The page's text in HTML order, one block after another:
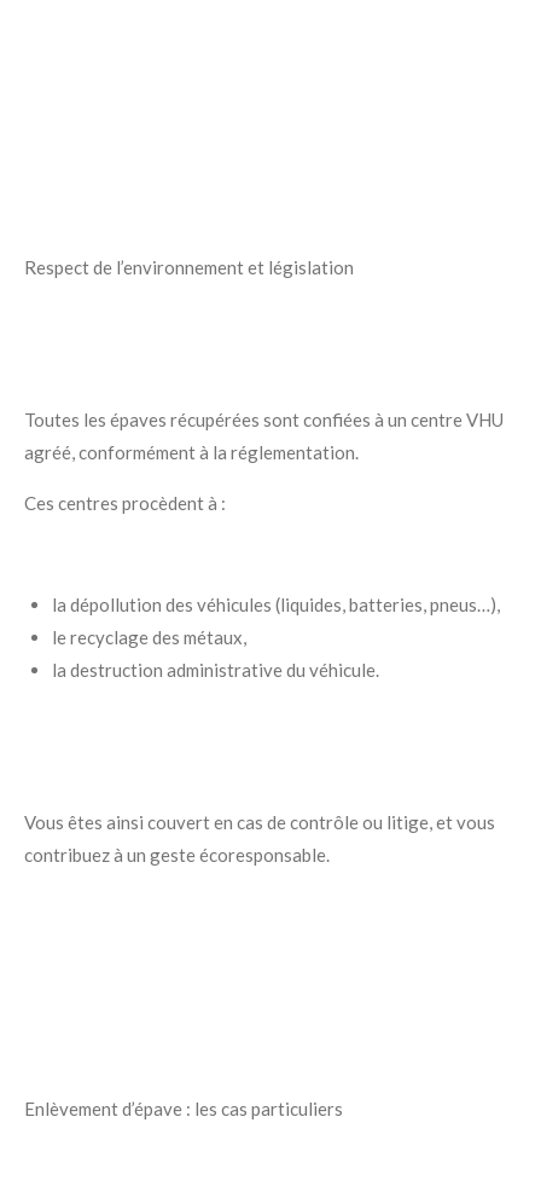
Respect de l’environnement et législation
Toutes les épaves récupérées sont confiées à un centre VHU
agréé, conformément à la réglementation.
Ces centres procèdent à :
la dépollution des véhicules (liquides, batteries, pneus…),
le recyclage des métaux,
la destruction administrative du véhicule.
Vous êtes ainsi couvert en cas de contrôle ou litige, et vous
contribuez à un geste écoresponsable.
Enlèvement d’épave : les cas particuliers